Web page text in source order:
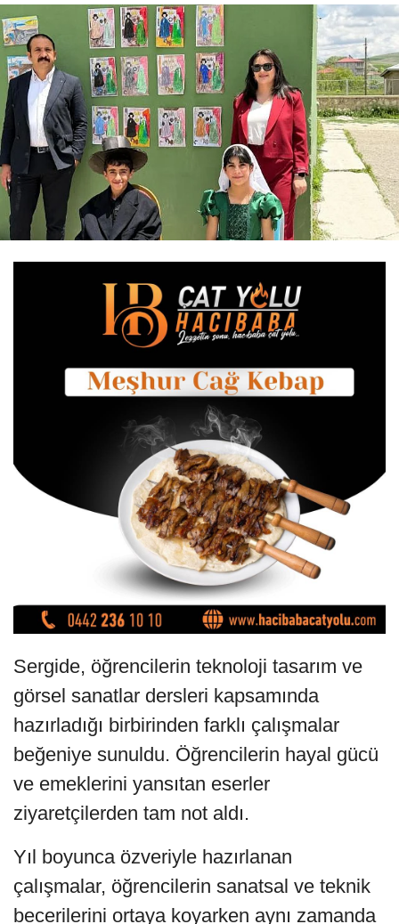
Sergide, öğrencilerin teknoloji tasarım ve
görsel sanatlar dersleri kapsamında
hazırladığı birbirinden farklı çalışmalar
beğeniye sunuldu. Öğrencilerin hayal gücü
ve emeklerini yansıtan eserler
ziyaretçilerden tam not aldı.
Yıl boyunca özveriyle hazırlanan
çalışmalar, öğrencilerin sanatsal ve teknik
becerilerini ortaya koyarken aynı zamanda